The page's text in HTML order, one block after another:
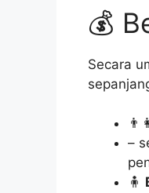
💰
Secara
–
🧍